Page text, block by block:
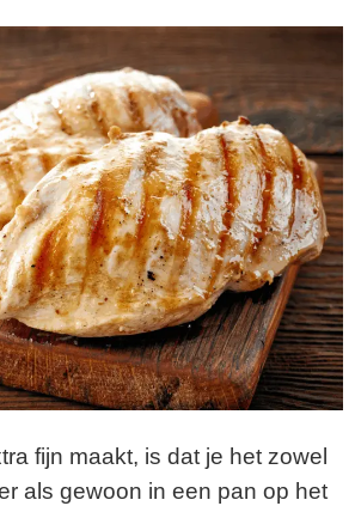
fijn maakt, is dat je het zowel
als gewoon in een pan op het